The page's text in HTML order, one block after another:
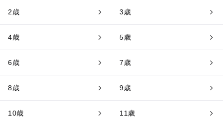
2歳 3歳
4歳 5歳
6歳 7歳
8歳 9歳
10歳 11歳